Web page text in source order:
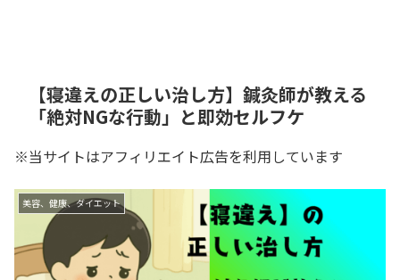
【寝違えの正しい治し方】鍼灸師が教える
「絶対NGな行動」と即効セルフケ
※当サイトはアフィリエイト広告を利用しています
美容、健康、ダイエット